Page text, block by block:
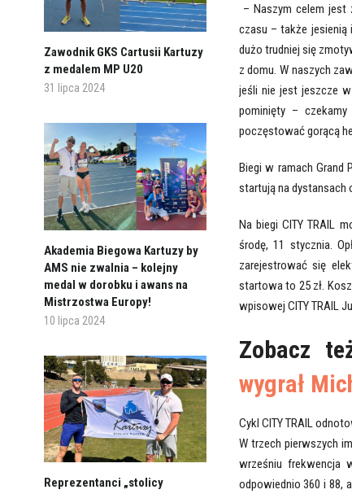
Zawodnik GKS Cartusii Kartuzy
z medalem MP U20
31 lipca 2024
Akademia Biegowa Kartuzy by
AMS nie zwalnia – kolejny
medal w dorobku i awans na
Mistrzostwa Europy!
10 lipca 2024
Reprezentanci „stolicy
– Naszym celem jest
czasu – także jesienią
dużo trudniej się
z domu. W naszych
jeśli nie jest jeszcze
pominięty –
poczęstować gorącą
Biegi w ramach
startują na dystansach
Na biegi CITY TRAIL
środę, 11 stycznia.
zarejestrować się
startowa to 25 zł.
wpisowej CITY TRAIL
Zobacz
wygrał
Cykl CITY TRAIL
W trzech pierwszych
wrześniu frekwencja
odpowiednio 360 i 88,